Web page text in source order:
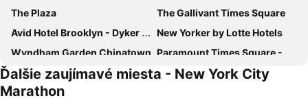
The Plaza
The Gallivant Times Square
Avid Hotel Brooklyn - Dyker Heights By Ihg
New Yorker by Lotte Hotels
Wyndham Garden Chinatown Paramount Times Square - A Generator Hotel
Eurostars Wall Street
Sheraton New York Times Square Hotel
Pod Times Square
Ďalšie zaujímavé miesta - New York City
Marathon